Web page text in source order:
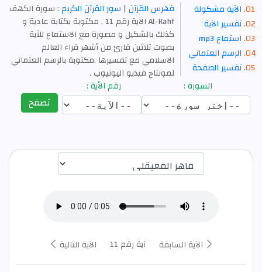
الآية مشكولة
تفسير الآية
استماع mp3
الرسم العثماني
تفسير الصفحة
فهرس القرآن | سور القرآن الكريم: سورة الكهف
Al-Kahf الآية رقم 11 , مكتوبة بكتابة عادية و
كذلك بالشكيل و مصورة مع الاستماع للآية
بصوت ثلاثين قارئ من أشهر قراء العالم
الاسلامي مع تفسيرها ,مكتوبة بالرسم العثماني
لمونتاج فيديو اليوتيوب .
السورة :
رقم الأية :
تصفح
اختيار قارئ الآية
الآية السابقة آية رقم 11 الآية التالية